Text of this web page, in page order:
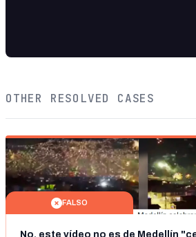
OTHER RESOLVED CASES
FALSO
No, este vídeo no es de Medellín